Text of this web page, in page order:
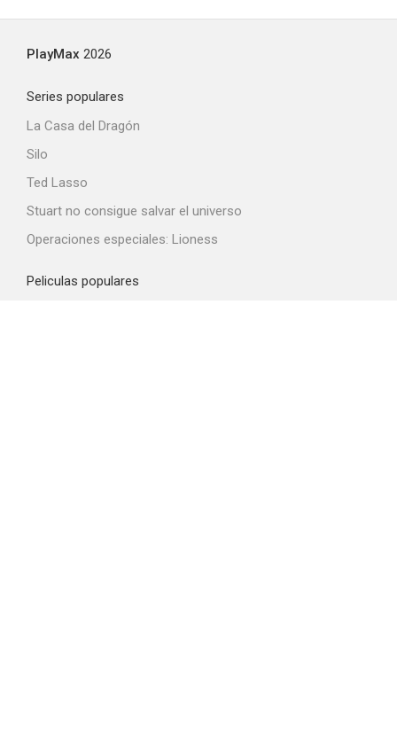
PlayMax 2026
Series populares
La Casa del Dragón
Silo
Ted Lasso
Stuart no consigue salvar el universo
Operaciones especiales: Lioness
Peliculas populares